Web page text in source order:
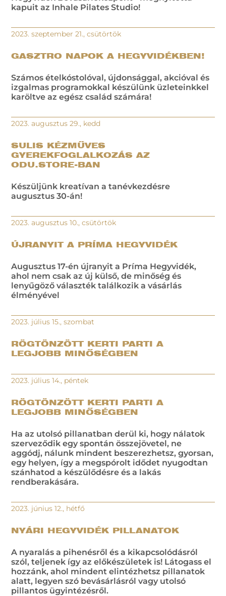
kapuit az Inhale Pilates Studio!
2023. szeptember 21., csütörtök
GASZTRO NAPOK A HEGYVIDÉKBEN!
Számos ételkóstolóval, újdonsággal, akcióval és
izgalmas programokkal készülünk üzleteinkkel
karöltve az egész család számára!
2023. augusztus 29., kedd
SULIS KÉZMŰVES
GYEREKFOGLALKOZÁS AZ
ODU.STORE-BAN
Készüljünk kreatívan a tanévkezdésre
augusztus 30-án!
2023. augusztus 10., csütörtök
ÚJRANYIT A PRÍMA HEGYVIDÉK
Augusztus 17-én újranyit a Príma Hegyvidék,
ahol nem csak az új külső, de minőség és
lenyűgöző választék találkozik a vásárlás
élményével
2023. július 15., szombat
RÖGTÖNZÖTT KERTI PARTI A
LEGJOBB MINŐSÉGBEN
2023. július 14., péntek
RÖGTÖNZÖTT KERTI PARTI A
LEGJOBB MINŐSÉGBEN
Ha az utolsó pillanatban derül ki, hogy nálatok
szerveződik egy spontán összejövetel, ne
aggódj, nálunk mindent beszerezhetsz, gyorsan,
egy helyen, így a megspórolt idődet nyugodtan
szánhatod a készülődésre és a lakás
rendberakására.
2023. június 12., hétfő
NYÁRI HEGYVIDÉK PILLANATOK
A nyaralás a pihenésről és a kikapcsolódásról
szól, teljenek így az előkészületek is! Látogass el
hozzánk, ahol mindent elintézhetsz pillanatok
alatt, legyen szó bevásárlásról vagy utolsó
pillantos ügyintézésről.